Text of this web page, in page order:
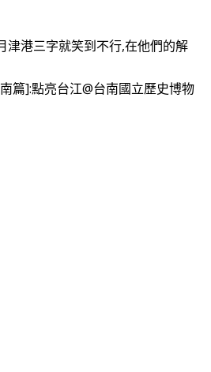
津港三字就笑到不行,在他們的解